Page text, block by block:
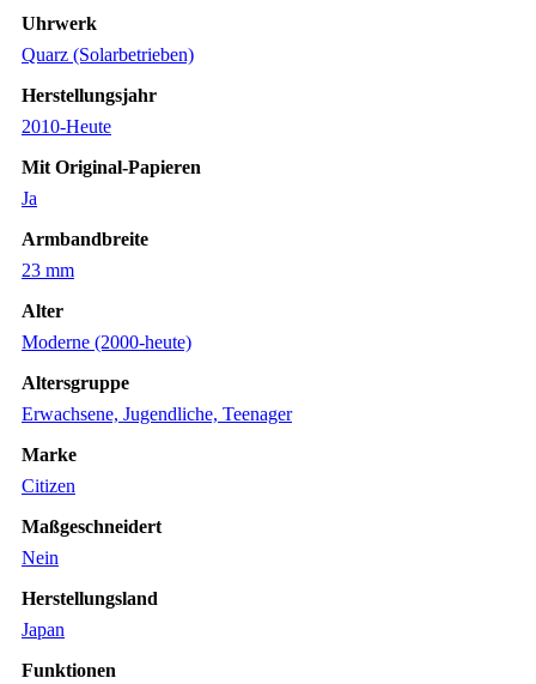
Uhrwerk
Quarz (Solarbetrieben)
Herstellungsjahr
2010-Heute
Mit Original-Papieren
Ja
Armbandbreite
23 mm
Alter
Moderne (2000-heute)
Altersgruppe
Erwachsene, Jugendliche, Teenager
Marke
Citizen
Maßgeschneidert
Nein
Herstellungsland
Japan
Funktionen